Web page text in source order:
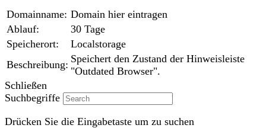
Domainname: Domain hier eintragen
Ablauf:
30 Tage
Speicherort:
Localstorage
Beschreibung: Speichert den Zustand der Hinweisleiste
"Outdated Browser".
Schließen
Suchbegriffe
Drücken Sie die Eingabetaste um zu suchen